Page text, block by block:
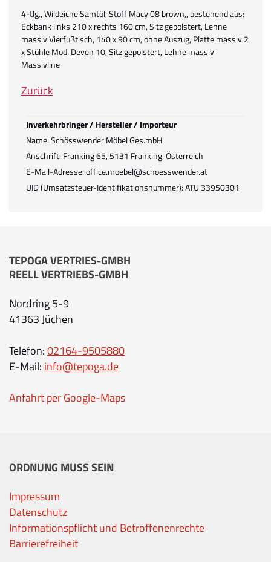
4-tlg., Wildeiche Samtöl, Stoff Macy 08 brown,, bestehend aus:
Eckbank links 210 x rechts 160 cm, Sitz gepolstert, Lehne
massiv Vierfußtisch, 140 x 90 cm, ohne Auszug, Platte massiv 2
x Stühle Mod. Deven 10, Sitz gepolstert, Lehne massiv
Massivline
Zurück
Inverkehrbringer / Hersteller / Importeur
Name: Schösswender Möbel Ges.mbH
Anschrift: Franking 65, 5131 Franking, Österreich
E-Mail-Adresse: office.moebel@schoesswender.at
UID (Umsatzsteuer-Identifikationsnummer): ATU 33950301
TEPOGA VERTRIES-GMBH
REELL VERTRIEBS-GMBH
Nordring 5-9
41363 Jüchen
Telefon:02164-9505880
E-Mail: info@tepoga.de
Anfahrt per Google-Maps
ORDNUNG MUSS SEIN
Impressum
Datenschutz
Informationspflicht und Betroffenenrechte
Barrierefreiheit